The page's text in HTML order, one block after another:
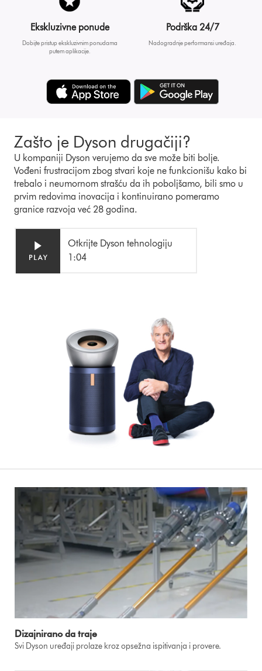
Ekskluzivne ponude
Dobijte pristup ekskluzivnim ponudama
putem aplikacije.
Podrška 24/7
Nadogradnje performansi uređaja.
Zašto je Dyson drugačiji?
U kompaniji Dyson verujemo da sve može biti bolje.
Vođeni frustracijom zbog stvari koje ne funkcionišu kako bi
trebalo i neumornom strašću da ih poboljšamo, bili smo u
prvim redovima inovacija i kontinuirano pomeramo
granice razvoja već 28 godina.
Otkrijte Dyson tehnologiju
1:04
Dizajnirano da traje
Svi Dyson uređaji prolaze kroz opsežna ispitivanja i provere.